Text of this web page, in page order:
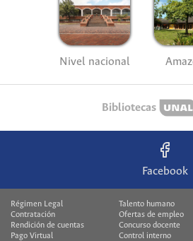
Nivel nacional
Bibliotecas
Facebook
Régimen Legal
Talento humano
Contratación
Ofertas de empleo
Rendición de cuentas
Concurso docente
Pago Virtual
Control interno